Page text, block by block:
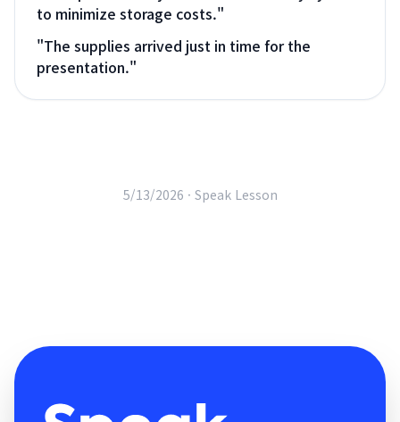
to minimize storage costs."
"The supplies arrived just in time for the
presentation."
5/13/2026 · Speak Lesson